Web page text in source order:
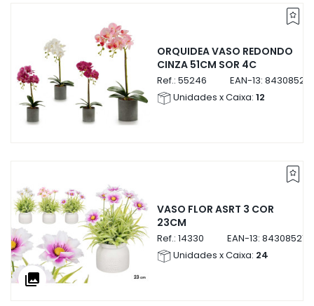
ORQUIDEA VASO REDONDO
CINZA 51CM SOR 4C
Ref.: 55246 EAN-13:
Unidades x Caixa: 12
collections
VASO FLOR ASRT 3 COR
23CM
Ref.: 14330 EAN-13:
Unidades x Caixa: 24